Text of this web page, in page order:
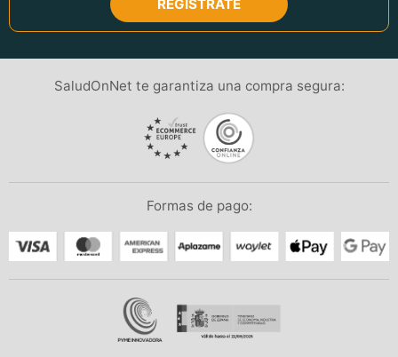
REGÍSTRATE
SaludOnNet te garantiza una compra segura:
Formas de pago: